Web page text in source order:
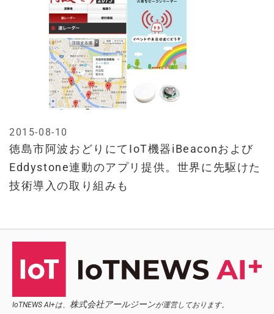
徳島市阿波おどりにてIoT機器iBeaconおよび
Eddystone連動のアプリ提供。世界に先駆けた
技術導入の取り組みも
2015-08-10
IoTNEWS AI+は、 株式会社アールジーンが運営しております。